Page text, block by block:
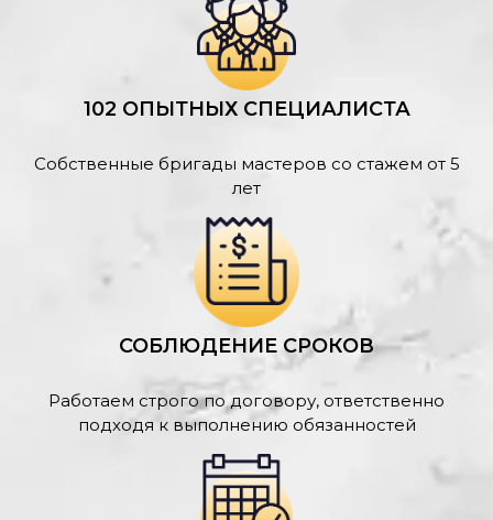
102 ОПЫТНЫХ СПЕЦИАЛИСТА
Собственные бригады мастеров со стажем от 5
лет
СОБЛЮДЕНИЕ СРОКОВ
Работаем строго по договору, ответственно
подходя к выполнению обязанностей